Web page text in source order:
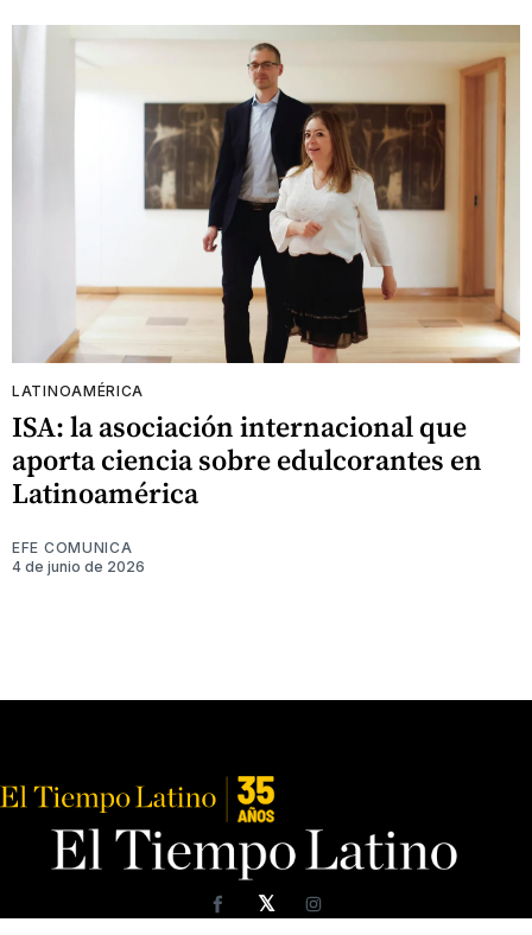
LATINOAMÉRICA
ISA: la asociación internacional que
aporta ciencia sobre edulcorantes en
Latinoamérica
EFE COMUNICA
4 de junio de 2026
𝕏
FacebookInstagram